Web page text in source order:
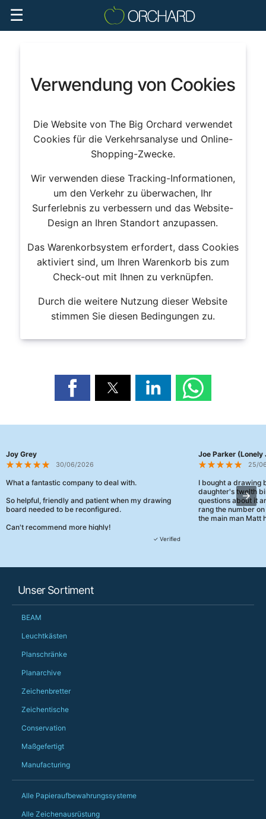
☰
Verwendung von Cookies
Die Website von The Big Orchard verwendet
Cookies für die Verkehrsanalyse und Online-
Shopping-Zwecke.
Wir verwenden diese Tracking-Informationen,
um den Verkehr zu überwachen, Ihr
Surferlebnis zu verbessern und das Website-
Design an Ihren Standort anzupassen.
Das Warenkorbsystem erfordert, dass Cookies
aktiviert sind, um Ihren Warenkorb bis zum
Check-out mit Ihnen zu verknüpfen.
Durch die weitere Nutzung dieser Website
stimmen Sie diesen Bedingungen zu.
Joy Grey
30/06/2026
What a fantastic company to deal with.
So helpful, friendly and patient when my drawing
board needed to be reconfigured.
Can't recommend more highly!
✓ Verified
Joe Parker (Lonely
25/
I bought a drawing
daughter's twelth
questions about it
rang the number
the main man Matt
Unser Sortiment
BEAM
Leuchtkästen
Planschränke
Planarchive
Zeichenbretter
Zeichentische
Conservation
Maßgefertigt
Manufacturing
Alle Papieraufbewahrungssysteme
Alle Zeichenausrüstung